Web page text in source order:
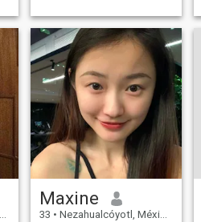
Maxine
33 • Nezahualcóyotl, México, Mexico